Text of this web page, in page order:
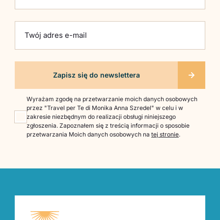
Twój adres e-mail
Wyrażam zgodę na przetwarzanie moich danych osobowych
przez "Travel per Te di Monika Anna Szredel" w celu i w
zakresie niezbędnym do realizacji obsługi niniejszego
zgłoszenia. Zapoznałem się z treścią informacji o sposobie
przetwarzania Moich danych osobowych na tej stronie.